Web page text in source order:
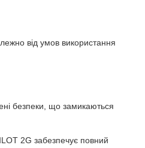
від умов використання
безпеки, що замикаються
2G забезпечує повний